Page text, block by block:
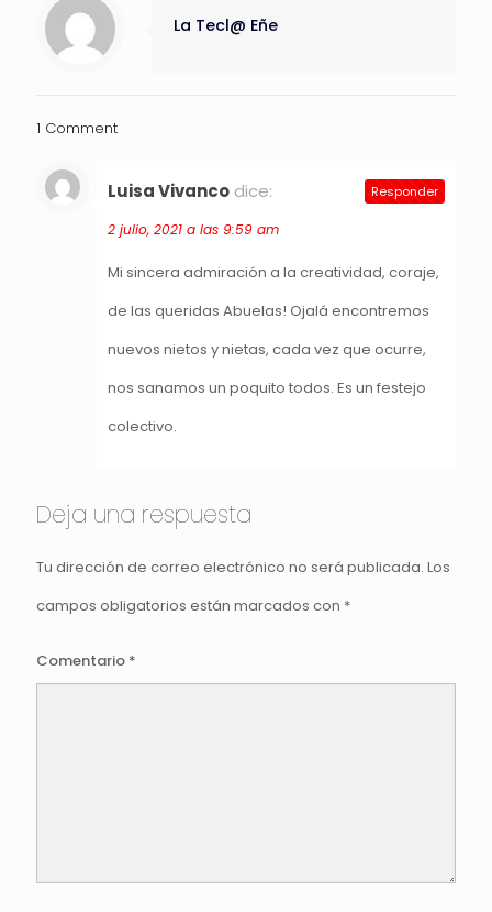
La Tecl@ Eñe
1 Comment
Luisa Vivanco dice:
2 julio, 2021 a las 9:59 am
Mi sincera admiración a la creatividad, coraje,
de las queridas Abuelas! Ojalá encontremos
nuevos nietos y nietas, cada vez que ocurre,
nos sanamos un poquito todos. Es un festejo
colectivo.
Responder
Deja una respuesta
Tu dirección de correo electrónico no será publicada. Los
campos obligatorios están marcados con *
Comentario *